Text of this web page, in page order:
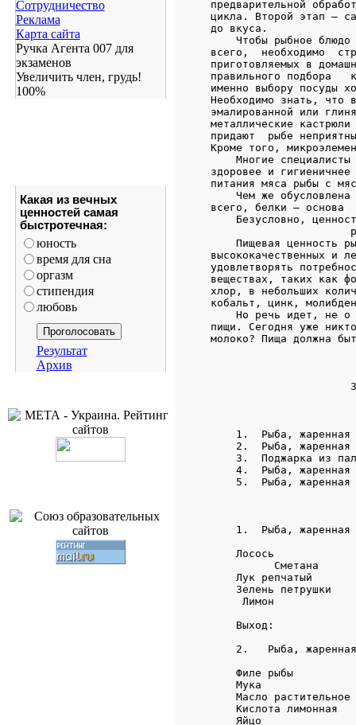
Сотрудничество
Реклама
Карта сайта
Ручка Агента 007 для
экзаменов
Увеличить член, грудь!
100%
Какая из вечных
ценностей самая
быстротечная:
юность
время для сна
оргазм
стипендия
любовь
Результат
Архив